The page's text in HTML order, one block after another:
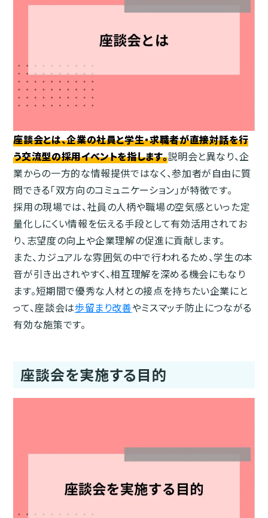
座談会とは、企業の社員と学生・求職者が直接対話を行
う交流型の採用イベントを指します。説明会と異なり、企
業からの一方的な情報提供ではなく、参加者が自由に質
問できる「双方向のコミュニケーション」が特徴です。
採用の現場では、社員の人柄や職場の空気感といった定
量化しにくい情報を伝える手段として有効活用されてお
り、志望度の向上や企業理解の促進に貢献します。
また、カジュアルな雰囲気の中で行われるため、学生の本
音が引き出されやすく、相互理解を深める機会にもなり
ます。短期間で優秀な人材との接点を持ちたい企業にと
って、座談会は歩留まり改善やミスマッチ防止につながる
有効な施策です。
座談会を実施する目的